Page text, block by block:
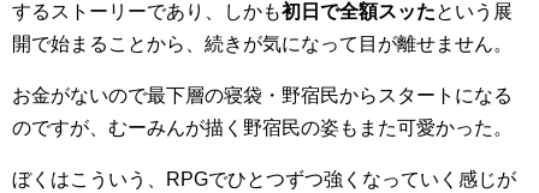
するストーリーであり、しかも初日で全額スッたという展
開で始まることから、続きが気になって目が離せません。
お金がないので最下層の寝袋・野宿民からスタートになる
のですが、むーみんが描く野宿民の姿もまた可愛かった。
ぼくはこういう、RPGでひとつずつ強くなっていく感じが